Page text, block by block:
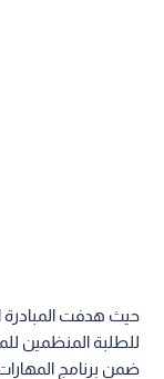
حيث هدفت المبادرة
ضمن برنامج